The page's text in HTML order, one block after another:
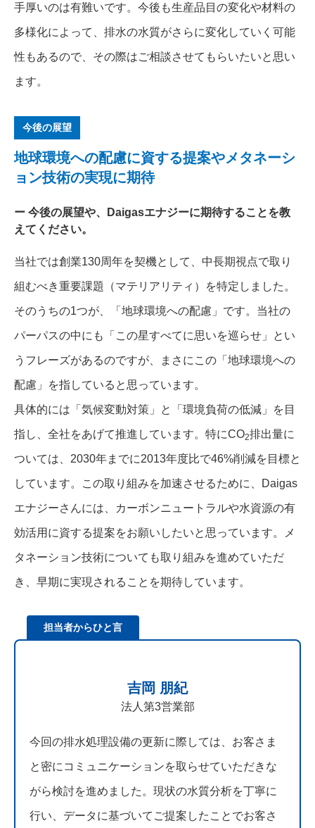
手厚いのは有難いです。今後も生産品目の変化や材料の
多様化によって、排水の水質がさらに変化していく可能
性もあるので、その際はご相談させてもらいたいと思い
ます。
今後の展望
地球環境への配慮に資する提案やメタネーシ
ョン技術の実現に期待
今後の展望や、Daigasエナジーに期待することを教
えてください。
当社では創業130周年を契機として、中長期視点で取り
組むべき重要課題（マテリアリティ）を特定しました。
そのうちの1つが、「地球環境への配慮」です。当社の
パーパスの中にも「この星すべてに思いを巡らせ」とい
うフレーズがあるのですが、まさにこの「地球環境への
配慮」を指していると思っています。
具体的には「気候変動対策」と「環境負荷の低減」を目
指し、全社をあげて推進しています。特にCO2排出量に
ついては、2030年までに2013年度比で46%削減を目標と
しています。この取り組みを加速させるために、Daigas
エナジーさんには、カーボンニュートラルや水資源の有
効活用に資する提案をお願いしたいと思っています。メ
タネーション技術についても取り組みを進めていただ
き、早期に実現されることを期待しています。
担当者からひと言
吉岡 朋紀
法人第3営業部
今回の排水処理設備の更新に際しては、お客さま
と密にコミュニケーションを取らせていただきな
がら検討を進めました。現状の水質分析を丁寧に
行い、データに基づいてご提案したことでお客さ